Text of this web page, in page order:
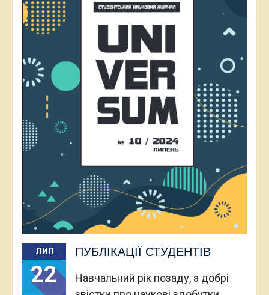
ЛИП
22
ПУБЛІКАЦІЇ СТУДЕНТІВ
Навчальний рік позаду, а добрі